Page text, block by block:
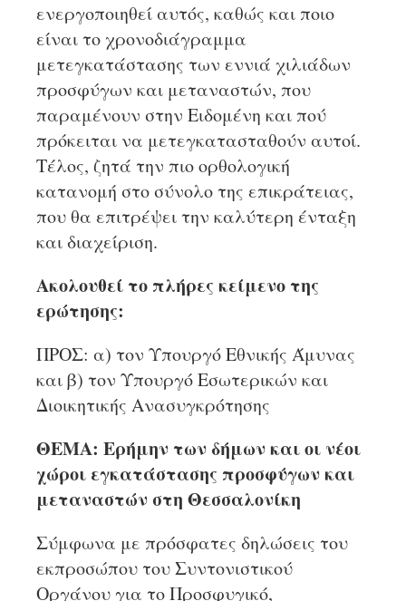
ενεργοποιηθεί αυτός, καθώς και ποιο
είναι το χρονοδιάγραμμα
μετεγκατάστασης των εννιά χιλιάδων
προσφύγων και μεταναστών, που
παραμένουν στην Ειδομένη και πού
πρόκειται να μετεγκατασταθούν αυτοί.
Τέλος, ζητά την πιο ορθολογική
κατανομή στο σύνολο της επικράτειας,
που θα επιτρέψει την καλύτερη ένταξη
και διαχείριση.
Ακολουθεί το πλήρες κείμενο της
ερώτησης:
ΠΡΟΣ: α) τον Υπουργό Εθνικής Άμυνας
και β) τον Υπουργό Εσωτερικών και
Διοικητικής Ανασυγκρότησης
ΘΕΜΑ: Ερήμην των δήμων και οι νέοι
χώροι εγκατάστασης προσφύγων και
μεταναστών στη Θεσσαλονίκη
Σύμφωνα με πρόσφατες δηλώσεις του
εκπροσώπου του Συντονιστικού
Οργάνου για το Προσφυγικό,